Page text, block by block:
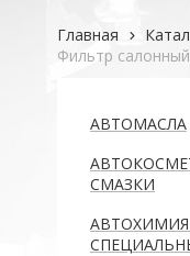
Главная
Фильтр салонный
АВТОМАСЛА
СМАЗКИ